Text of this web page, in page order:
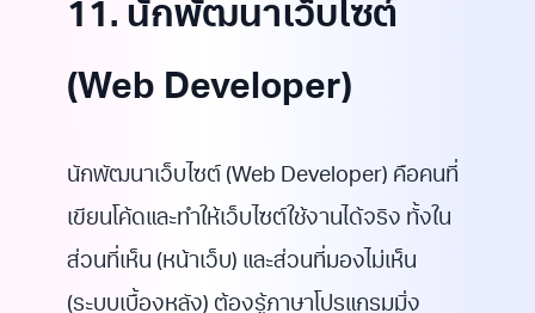
11. นักพัฒนาเว็บไซต์
(Web Developer)
นักพัฒนาเว็บไซต์ (Web Developer) คือคนที่
เขียนโค้ดและทำให้เว็บไซต์ใช้งานได้จริง ทั้งใน
ส่วนที่เห็น (หน้าเว็บ) และส่วนที่มองไม่เห็น
(ระบบเบื้องหลัง) ต้องรู้ภาษาโปรแกรมมิ่ง